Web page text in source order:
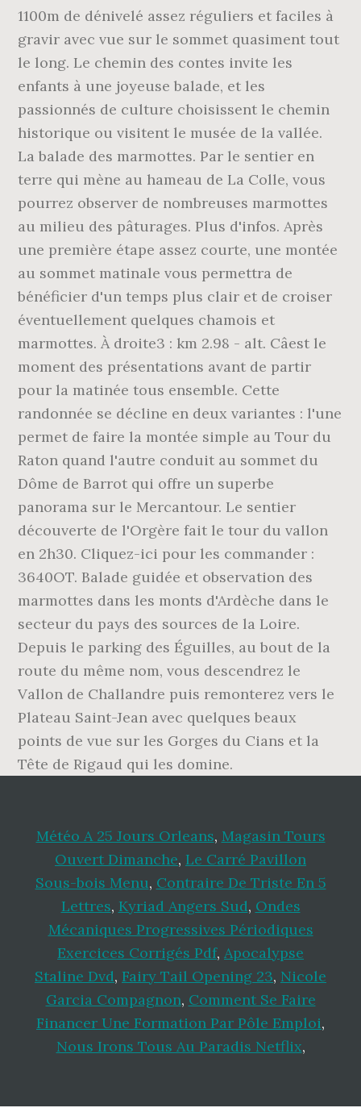
Météo A 25 Jours Orleans, Magasin Tours
Ouvert Dimanche, Le Carré Pavillon
Sous-bois Menu, Contraire De Triste En 5
Lettres, Kyriad Angers Sud, Ondes
Mécaniques Progressives Périodiques
Exercices Corrigés Pdf, Apocalypse
Staline Dvd, Fairy Tail Opening 23, Nicole
Garcia Compagnon, Comment Se Faire
Financer Une Formation Par Pôle Emploi,
Nous Irons Tous Au Paradis Netflix,